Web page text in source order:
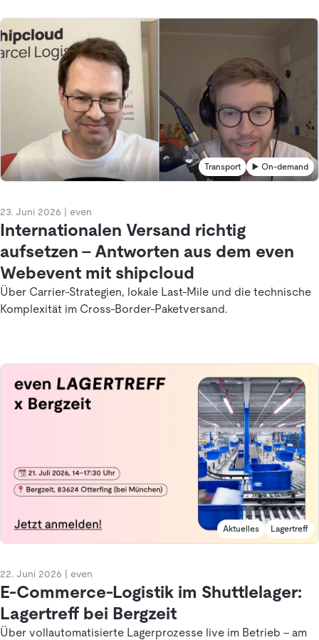
Transport ▶️ On-demand
23. Juni 2026 even
Internationalen Versand richtig
aufsetzen – Antworten aus dem even
Webevent mit shipcloud
Über Carrier-Strategien, lokale Last-Mile und die technische
Komplexität im Cross-Border-Paketversand.
Aktuelles Lagertreff
22. Juni 2026 even
E-Commerce-Logistik im Shuttlelager:
Lagertreff bei Bergzeit
Über vollautomatisierte Lagerprozesse live im Betrieb – am